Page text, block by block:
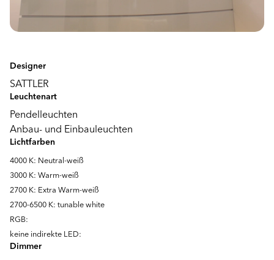
Designer
SATTLER
Leuchtenart
Pendelleuchten
Anbau- und Einbauleuchten
Lichtfarben
4000 K: Neutral-weiß
3000 K: Warm-weiß
2700 K: Extra Warm-weiß
2700-6500 K: tunable white
RGB:
keine indirekte LED:
Dimmer